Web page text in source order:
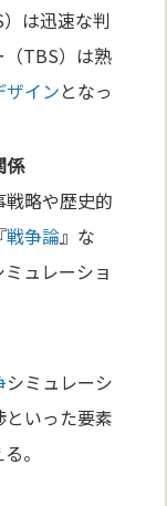
は迅速な判
（TBS）は熟
ザインとなっ
係
略や歴史的
戦争論』な
ュレーショ
シミュレーシ
いった要素
。